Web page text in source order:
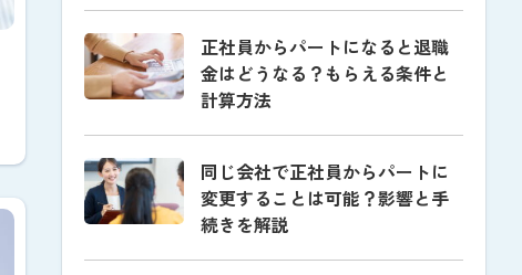
正社員からパートになると退職
金はどうなる？もらえる条件と
計算方法
同じ会社で正社員からパートに
変更することは可能？影響と手
続きを解説